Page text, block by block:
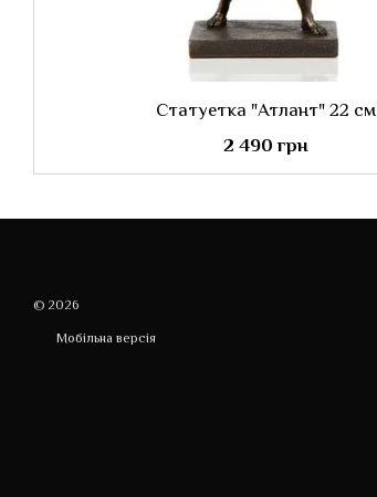
Статуетка "Атлант" 22 см
2 490 грн
© 2026
Мобільна версія